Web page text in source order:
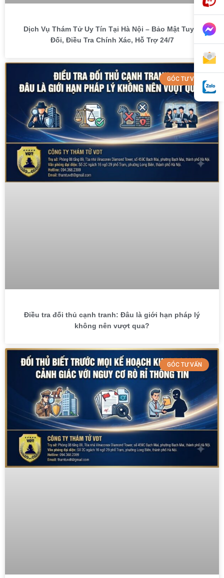
Dịch Vụ Thám Tử Uy Tín Tại Hà Nội – Bảo Mật Tuyệt
Đối, Điều Tra Chính Xác, Hỗ Trợ 24/7
GÓC TƯ VẤN
Điều tra đối thủ cạnh tranh: Đâu là giới hạn pháp lý
không nên vượt qua?
GÓC TƯ VẤN